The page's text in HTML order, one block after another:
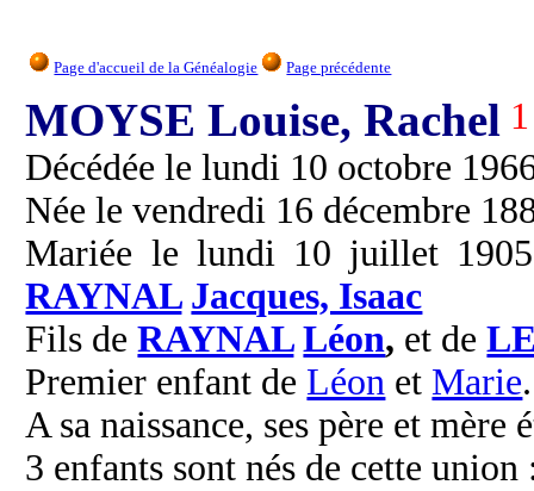
Page d'accueil de la Généalogie Page précédente
MOYSE Louise, Rachel 1
Décédée le lundi 10 octobre
Née le vendredi 16 décembre
Mariée le lundi 10 juillet
RAYNAL Jacques, Isaac
Fils deRAYNAL Léon, et de
Premier enfant de Léon et Marie.
A sa naissance, ses père et mère
3 enfants sont nés de cette union